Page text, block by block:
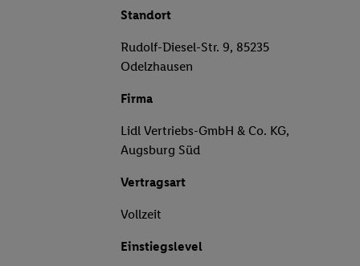
Standort
Rudolf-Diesel-Str. 9, 85235
Odelzhausen
Firma
Lidl Vertriebs-GmbH & Co. KG,
Augsburg Süd
Vertragsart
Vollzeit
Einstiegslevel